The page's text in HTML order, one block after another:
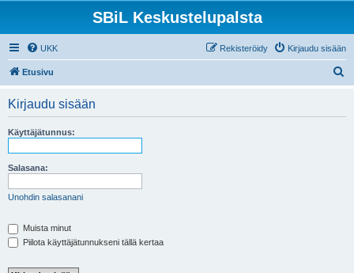
SBiL Keskustelupalsta
UKK Kirjaudu sisään
Rekisteröidy
Etusivu
Kirjaudu sisään
Käyttäjätunnus:
Salasana:
Unohdin salasanani
Muista minut
Piilota käyttäjätunnukseni tällä kertaa